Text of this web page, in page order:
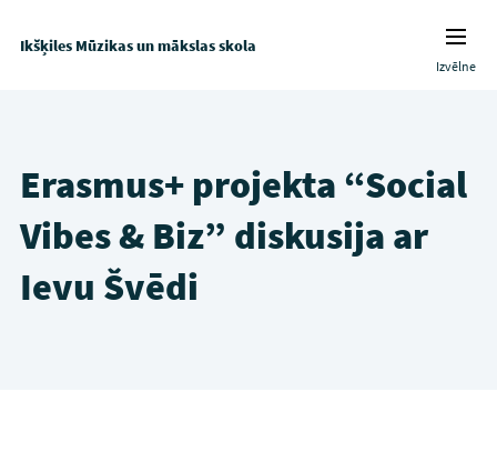
Ikšķiles Mūzikas un mākslas skola
Izvēlne
Erasmus+ projekta “Social
Vibes & Biz” diskusija ar
Ievu Švēdi